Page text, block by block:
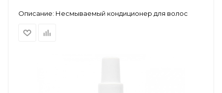
Описание: Несмываемый кондиционер для волос